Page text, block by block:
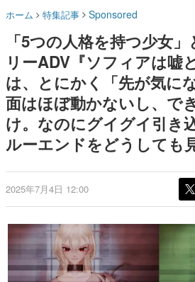
名作ゲームクリエイターの方
きます。
赫本
この物語を解いてはいけな
の形をした短編ホラー小説集
新世代に訊く
これからのデジタルゲーム市
の姿を追い、彼らのルーツと
ゲーム世代の作家たち
ゲームに多大な影響を受けた
日本のコンテンツ産業やカ
画です。
日本モバイルゲーム産
日本のモバイルゲーム史にお
ルを網羅するほか、開発者へ
解説を掲載。約20年の歴史が
わいい
ホーム 特集記事 Sponsored
「5つの人格を持つ少女
リーADV『ソフィアは嘘
は、とにかく「先が気に
面はほぼ動かないし、で
け。なのにグイグイ引き
ルーエンドをどうしても
2025年7月4日 12:00